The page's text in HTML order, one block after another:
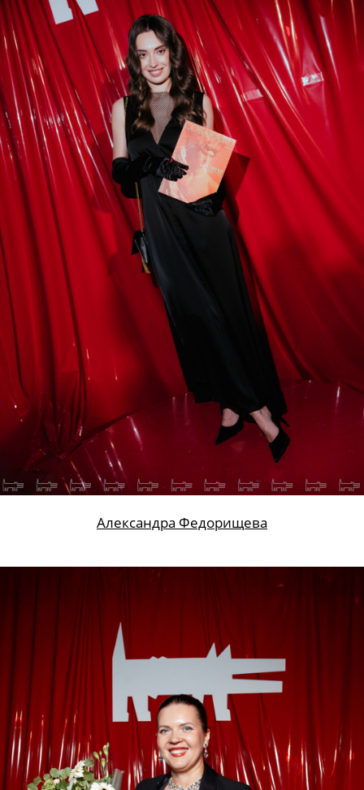
Александра Федорищева